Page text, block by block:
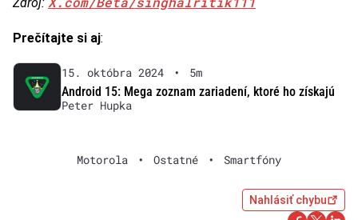
Prečítajte si aj:
15. októbra 2024 •
5m
Android 15: Mega zoznam zariadení, ktoré ho získajú
Peter Hupka
Motorola • Ostatné • Smartfóny
Nahlásiť chybu